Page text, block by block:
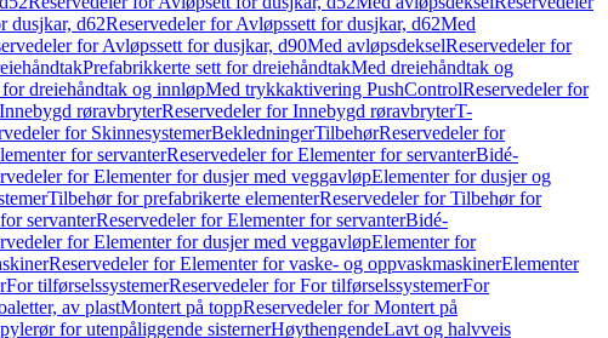
dusjkar, d62Reservedeler for Avløpssett for dusjkar, d62Med
for Avløpssett for dusjkar, d90Med avløpsdekselReservedeler for
Prefabrikkerte sett for dreiehåndtakMed dreiehåndtak og
dreiehåndtak og innløpMed trykkaktivering PushControlReservedeler for
Innebygd røravbryterReservedeler for Innebygd røravbryterT-
for SkinnesystemerBekledningerTilbehørReservedeler for
for servanterReservedeler for Elementer for servanterBidé-
for Elementer for dusjer med veggavløpElementer for dusjer og
Tilbehør for prefabrikerte elementerReservedeler for Tilbehør for
servanterReservedeler for Elementer for servanterBidé-
for Elementer for dusjer med veggavløpElementer for
Reservedeler for Elementer for vaske- og oppvaskmaskinerElementer
For tilførselssystemerReservedeler for For tilførselssystemerFor
av plastMontert på toppReservedeler for Montert på
for utenpåliggende sisternerHøythengendeLavt og halvveis